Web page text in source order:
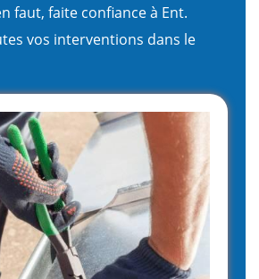
faut, faite confiance à Ent.
vos interventions dans le